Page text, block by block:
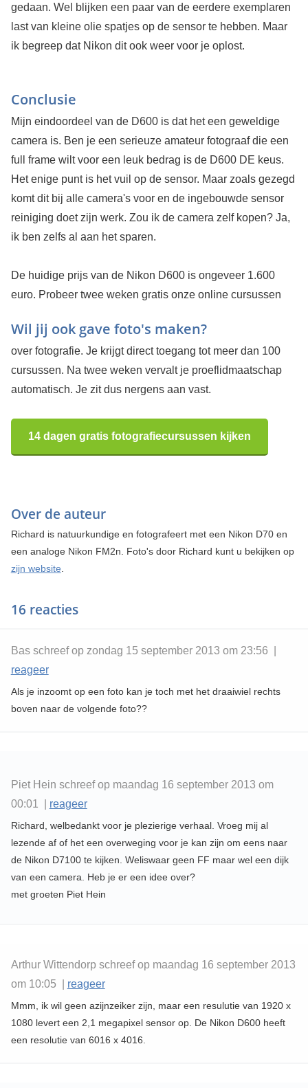
gedaan. Wel blijken een paar van de eerdere exemplaren
last van kleine olie spatjes op de sensor te hebben. Maar
ik begreep dat Nikon dit ook weer voor je oplost.
Conclusie
Mijn eindoordeel van de D600 is dat het een geweldige
camera is. Ben je een serieuze amateur fotograaf die een
full frame wilt voor een leuk bedrag is de D600 DE keus.
Het enige punt is het vuil op de sensor. Maar zoals gezegd
komt dit bij alle camera's voor en de ingebouwde sensor
reiniging doet zijn werk. Zou ik de camera zelf kopen? Ja,
ik ben zelfs al aan het sparen.
De huidige prijs van de Nikon D600 is ongeveer 1.600
euro.
Wil jij ook gave foto's maken?
Probeer twee weken gratis onze online cursussen
over fotografie. Je krijgt direct toegang tot meer dan 100
cursussen. Na twee weken vervalt je proeflidmaatschap
automatisch. Je zit dus nergens aan vast.
14 dagen gratis fotografiecursussen kijken
Over de auteur
Richard is natuurkundige en fotografeert met een Nikon D70 en
een analoge Nikon FM2n. Foto's door Richard kunt u bekijken op
zijn website
16 reacties
Bas schreef op zondag 15 september 2013 om 23:56 |
reageer
Als je inzoomt op een foto kan je toch met het draaiwiel rechts
boven naar de volgende foto??
Piet Hein schreef op maandag 16 september 2013 om
00:01 | reageer
Richard, welbedankt voor je plezierige verhaal. Vroeg mij al
lezende af of het een overweging voor je kan zijn om eens naar
de Nikon D7100 te kijken. Weliswaar geen FF maar wel een dijk
van een camera. Heb je er een idee over?
met groeten Piet Hein
Arthur Wittendorp schreef op maandag 16 september 2013
om 10:05 | reageer
Mmm, ik wil geen azijnzeiker zijn, maar een resulutie van 1920 x
1080 levert een 2,1 megapixel sensor op. De Nikon D600 heeft
een resolutie van 6016 x 4016.